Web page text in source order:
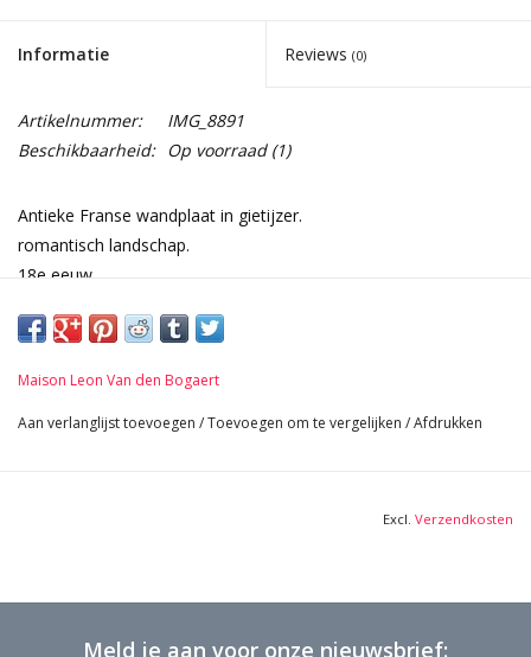
Informatie Reviews (0)
Artikelnummer:
IMG_8891
Beschikbaarheid: Op voorraad(1)
Antieke Franse wandplaat in gietijzer.
romantisch landschap.
18e eeuw.
56 cm Breedte 22,05 Inch
2,5 cm Dikte 0,98 Inch
35,6 Kg
Maison Leon Van den Bogaert
Aan verlanglijst toevoegen /Toevoegen om te vergelijken /Afdrukken
Excl. Verzendkosten
Meld je aan voor onze nieuwsbrief: